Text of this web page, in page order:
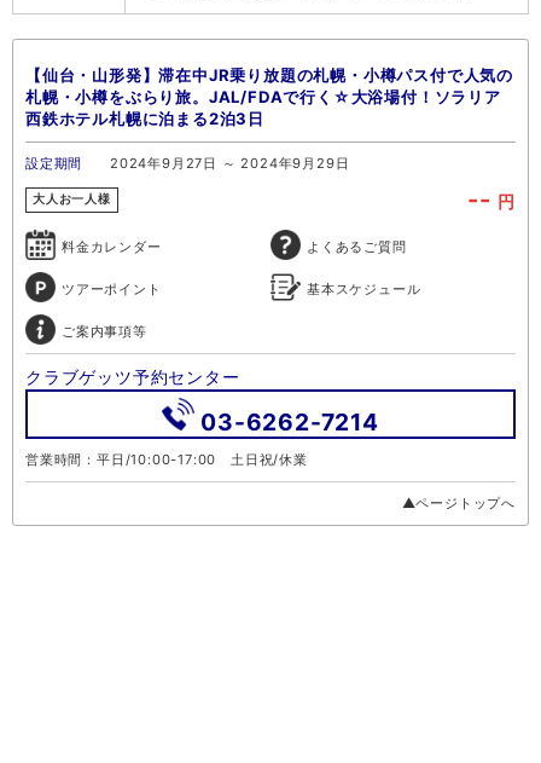
【仙台・山形発】滞在中JR乗り放題の札幌・小樽パス付で人気の
札幌・小樽をぶらり旅。JAL/FDAで行く☆大浴場付！ソラリア
西鉄ホテル札幌に泊まる2泊3日
設定期間 2024年9月27日 ～ 2024年9月29日
大人お一人様 -- 円
料金カレンダー よくあるご質問
ツアーポイント 基本スケジュール
ご案内事項等
クラブゲッツ予約センター
03-6262-7214
営業時間：平日/10:00-17:00 土日祝/休業
▲ページトップへ